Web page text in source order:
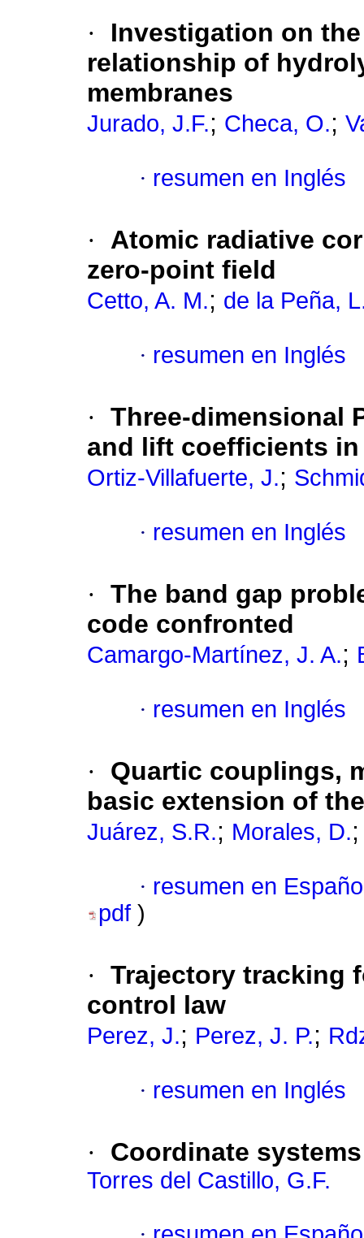
·
Investigation on
relationship of
membranes
Jurado, J.F.; Checa, O.;
· resumen en Inglés
·
Atomic radiative
zero-point field
Cetto, A. M.; de la Peña,
· resumen en Inglés
· Three-dimensional
and lift coefficients
Ortiz-Villafuerte, J.;
· resumen en Inglés
· The band gap
code confronted
Camargo-Martínez, J. A.;
· resumen en Inglés
·
Quartic couplings,
basic extension of
Juárez, S.R.; Morales, D.
· resumen en
pdf )
· Trajectory tracking
control law
Perez, J.; Perez, J. P.;
· resumen en Inglés
· Coordinate
Torres del Castillo, G.F.